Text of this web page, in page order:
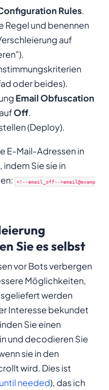
Rules.
Regel und benennen
auf
oder beides).
Email Obfuscation
Off.
(Deploy).
E-Mail-Adressen in
indem Sie sie in
<!--email_off-->email@examp
Sie es selbst
vor Bots verbergen
Möglichkeiten,
werden
Interesse bekundet
Sie einen
und decodieren Sie
sie in den
wird. Dies ist
needed), das ich